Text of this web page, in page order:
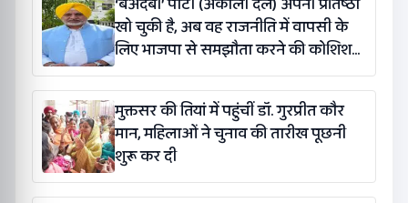
खो चुकी है, अब वह राजनीति में वापसी के
लिए भाजपा से समझौता करने की कोशिश
कर रही है: बलतेज पन्नू
मुक्तसर की तियां में पहुंचीं डॉ. गुरप्रीत कौर
मान, महिलाओं ने चुनाव की तारीख पूछनी
शुरू कर दी